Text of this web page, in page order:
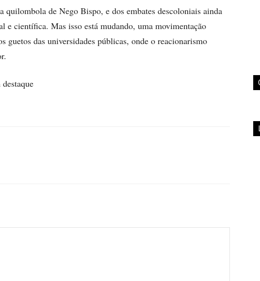
quilombola de Nego Bispo, e dos embates descoloniais ainda
e científica. Mas isso está mudando, uma movimentação
guetos das universidades públicas, onde o reacionarismo